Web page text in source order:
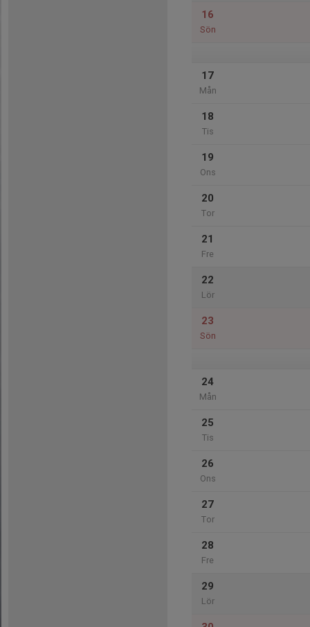
16
Sön
17
Mån
18
Tis
19
Ons
20
Tor
21
Fre
22
Lör
23
Sön
24
Mån
25
Tis
26
Ons
27
Tor
28
Fre
29
Lör